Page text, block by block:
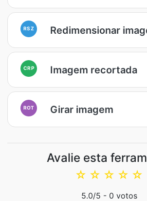
RSZ Redimensionar
CRP Imagem recortada
ROT Girar imagem
Avalie esta
☆
☆
☆
☆
☆
5.0/5 - 0 votos